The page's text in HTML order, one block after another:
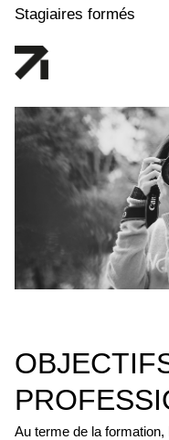
Stagiaires formés
Au terme de la